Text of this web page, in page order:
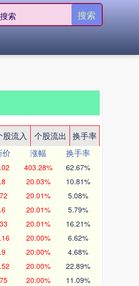
搜索
股流入 个股流出
换手率
价 涨幅
换手率
403.28% 62.67%
20.03% 10.81%
20.01% 5.08%
20.01% 5.79%
20.01% 16.21%
20.00% 6.62%
20.00% 4.68%
20.00% 22.89%
20.00% 11.09%